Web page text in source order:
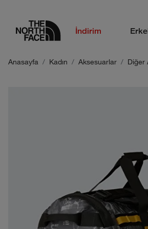
logoİndirim
Anasayfa Kadın Aksesuarlar Diğer